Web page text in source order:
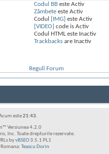
Codul BBeste Activ
Zâmbeteeste Activ
Codul
[IMG] este Activ
[VIDEO] code is Activ
Codul HTML este Inactiv
Trackbacksare Inactiv
Reguli Forum
este21:43.
Versiunea 4.2.0
Inc. Toate drepturile rezervate.
byvBSEO3.5.1 PL1
Teascu Dorin